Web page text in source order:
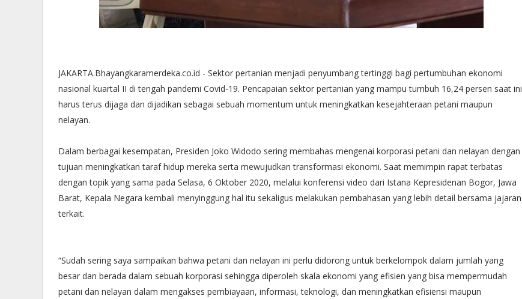
JAKARTA.Bhayangkaramerdeka.co.id - Sektor pertanian menjadi penyumbang tertinggi bagi pertumbuhan ekonomi
nasional kuartal II di tengah pandemi Covid-19. Pencapaian sektor pertanian yang mampu tumbuh 16,24 persen saat ini
harus terus dijaga dan dijadikan sebagai sebuah momentum untuk meningkatkan kesejahteraan petani maupun
nelayan.
Dalam berbagai kesempatan, Presiden Joko Widodo sering membahas mengenai korporasi petani dan nelayan dengan
tujuan meningkatkan taraf hidup mereka serta mewujudkan transformasi ekonomi. Saat memimpin rapat terbatas
dengan topik yang sama pada Selasa, 6 Oktober 2020, melalui konferensi video dari Istana Kepresidenan Bogor, Jawa
Barat, Kepala Negara kembali menyinggung hal itu sekaligus melakukan pembahasan yang lebih detail bersama jajaran
terkait.
“Sudah sering saya sampaikan bahwa petani dan nelayan ini perlu didorong untuk berkelompok dalam jumlah yang
besar dan berada dalam sebuah korporasi sehingga diperoleh skala ekonomi yang efisien yang bisa mempermudah
petani dan nelayan dalam mengakses pembiayaan, informasi, teknologi, dan meningkatkan efisiensi maupun